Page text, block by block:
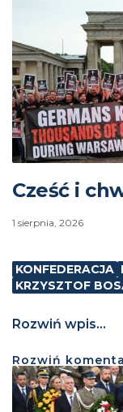
Cześć i
1 sierpnia, 2026
KONFEDERACJA
KRZYSZTOF
Rozwiń wpis...
Rozwiń